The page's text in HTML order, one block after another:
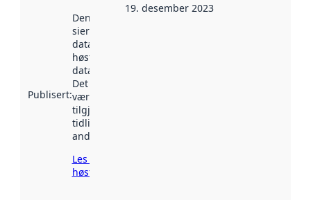
Publisert:
Denne datoen
sier når
datasettet ble
høstet av
data.norge.no.
Det kan ha
vært
tilgjengelig
tidligere
andre steder.
Les mer om
høsting her
19. desember 2023